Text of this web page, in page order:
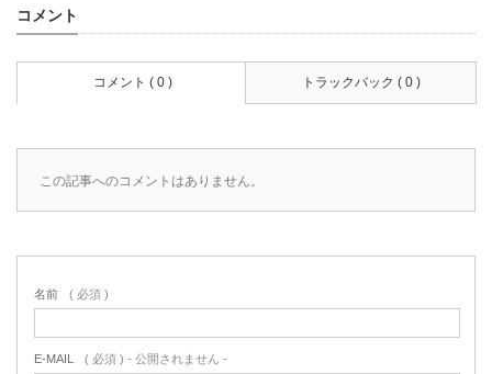
コメント
コメント ( 0 ) トラックバック ( 0 )
この記事へのコメントはありません。
名前 ( 必須 )
E-MAIL ( 必須 ) - 公開されません -